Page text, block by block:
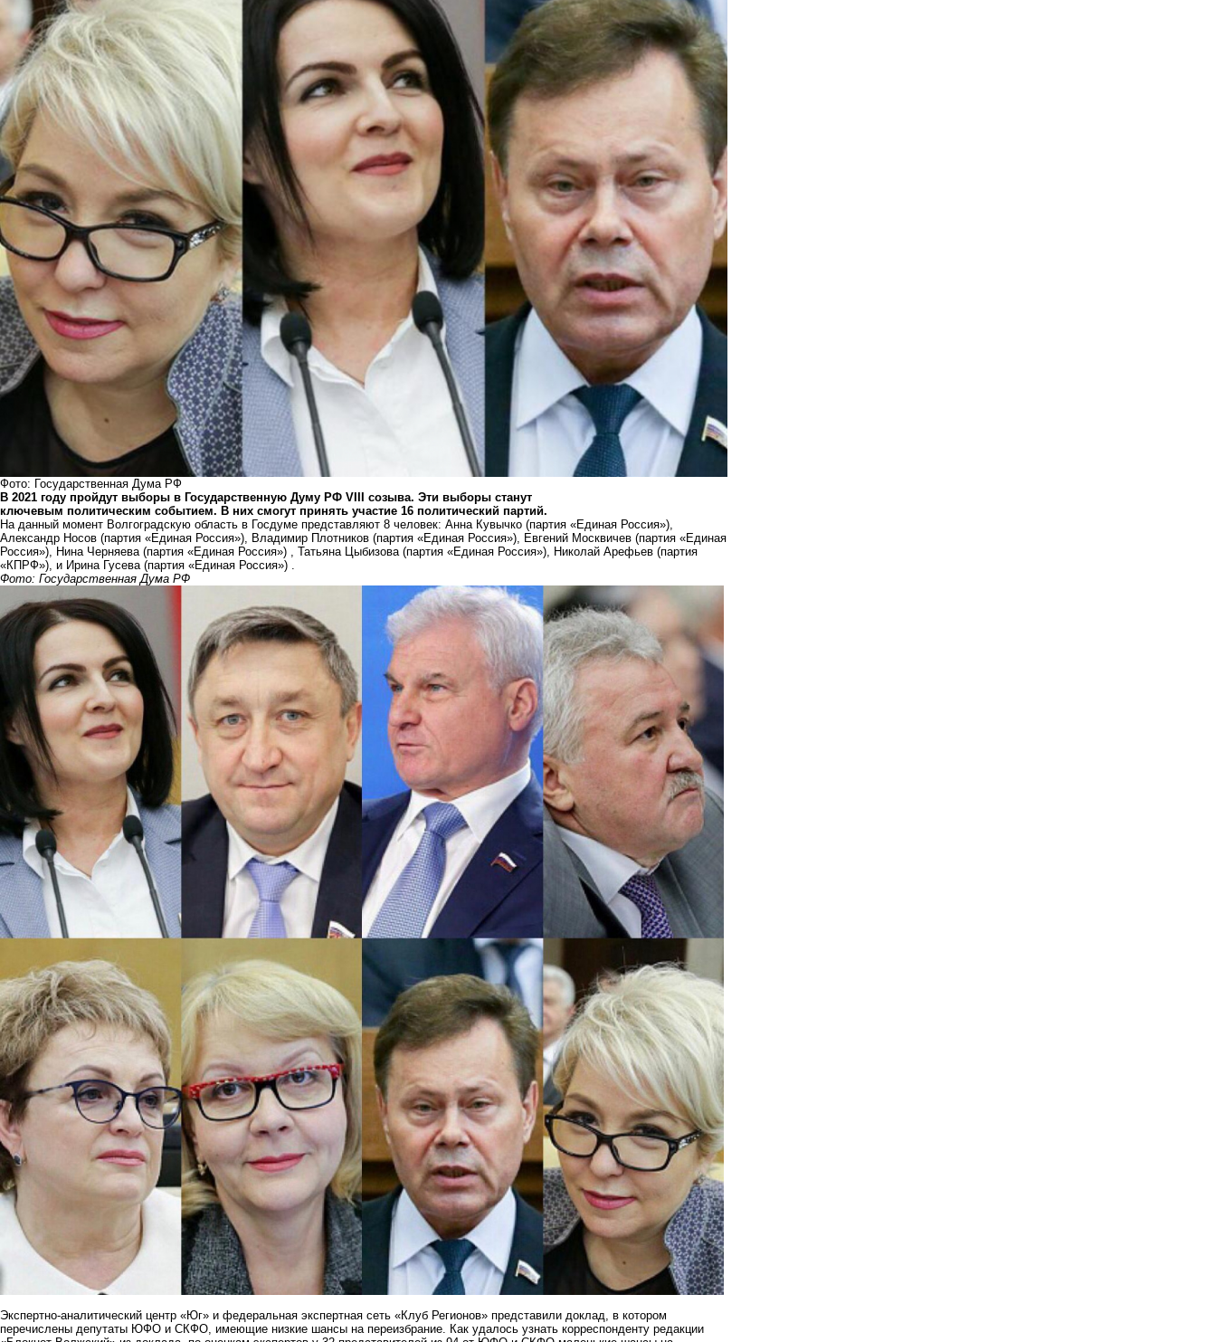
Фото: Государственная Дума РФ
В 2021 году пройдут выборы в Государственную Думу РФ VIII созыва. Эти выборы станут
ключевым политическим событием. В них смогут принять участие 16 политический партий.
На данный момент Волгоградскую область в Госдуме представляют 8 человек: Анна Кувычко (партия «Единая Россия»),
Александр Носов (партия «Единая Россия»), Владимир Плотников (партия «Единая Россия»), Евгений Москвичев (партия «Единая
Россия»), Нина Черняева (партия «Единая Россия») , Татьяна Цыбизова (партия «Единая Россия»), Николай Арефьев (партия
«КПРФ»), и Ирина Гусева (партия «Единая Россия») .
Фото: Государственная Дума РФ
Экспертно-аналитический центр «Юг» и федеральная экспертная сеть «Клуб Регионов» представили доклад, в котором
перечислены депутаты ЮФО и СКФО, имеющие низкие шансы на переизбрание. Как удалось узнать корреспонденту редакции